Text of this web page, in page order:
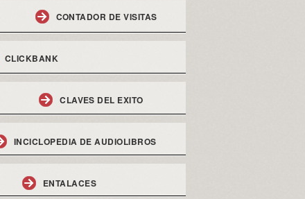
CONTADOR DE VISITAS
CLICKBANK
CLAVES DEL EXITO
INCICLOPEDIA DE AUDIOLIBROS
ENTALACES